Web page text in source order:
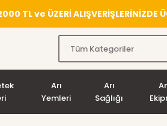
TL ve ÜZERİ ALIŞVERİŞLERİNİZDE
Arı
Yemleri
Arı
Sağlığı